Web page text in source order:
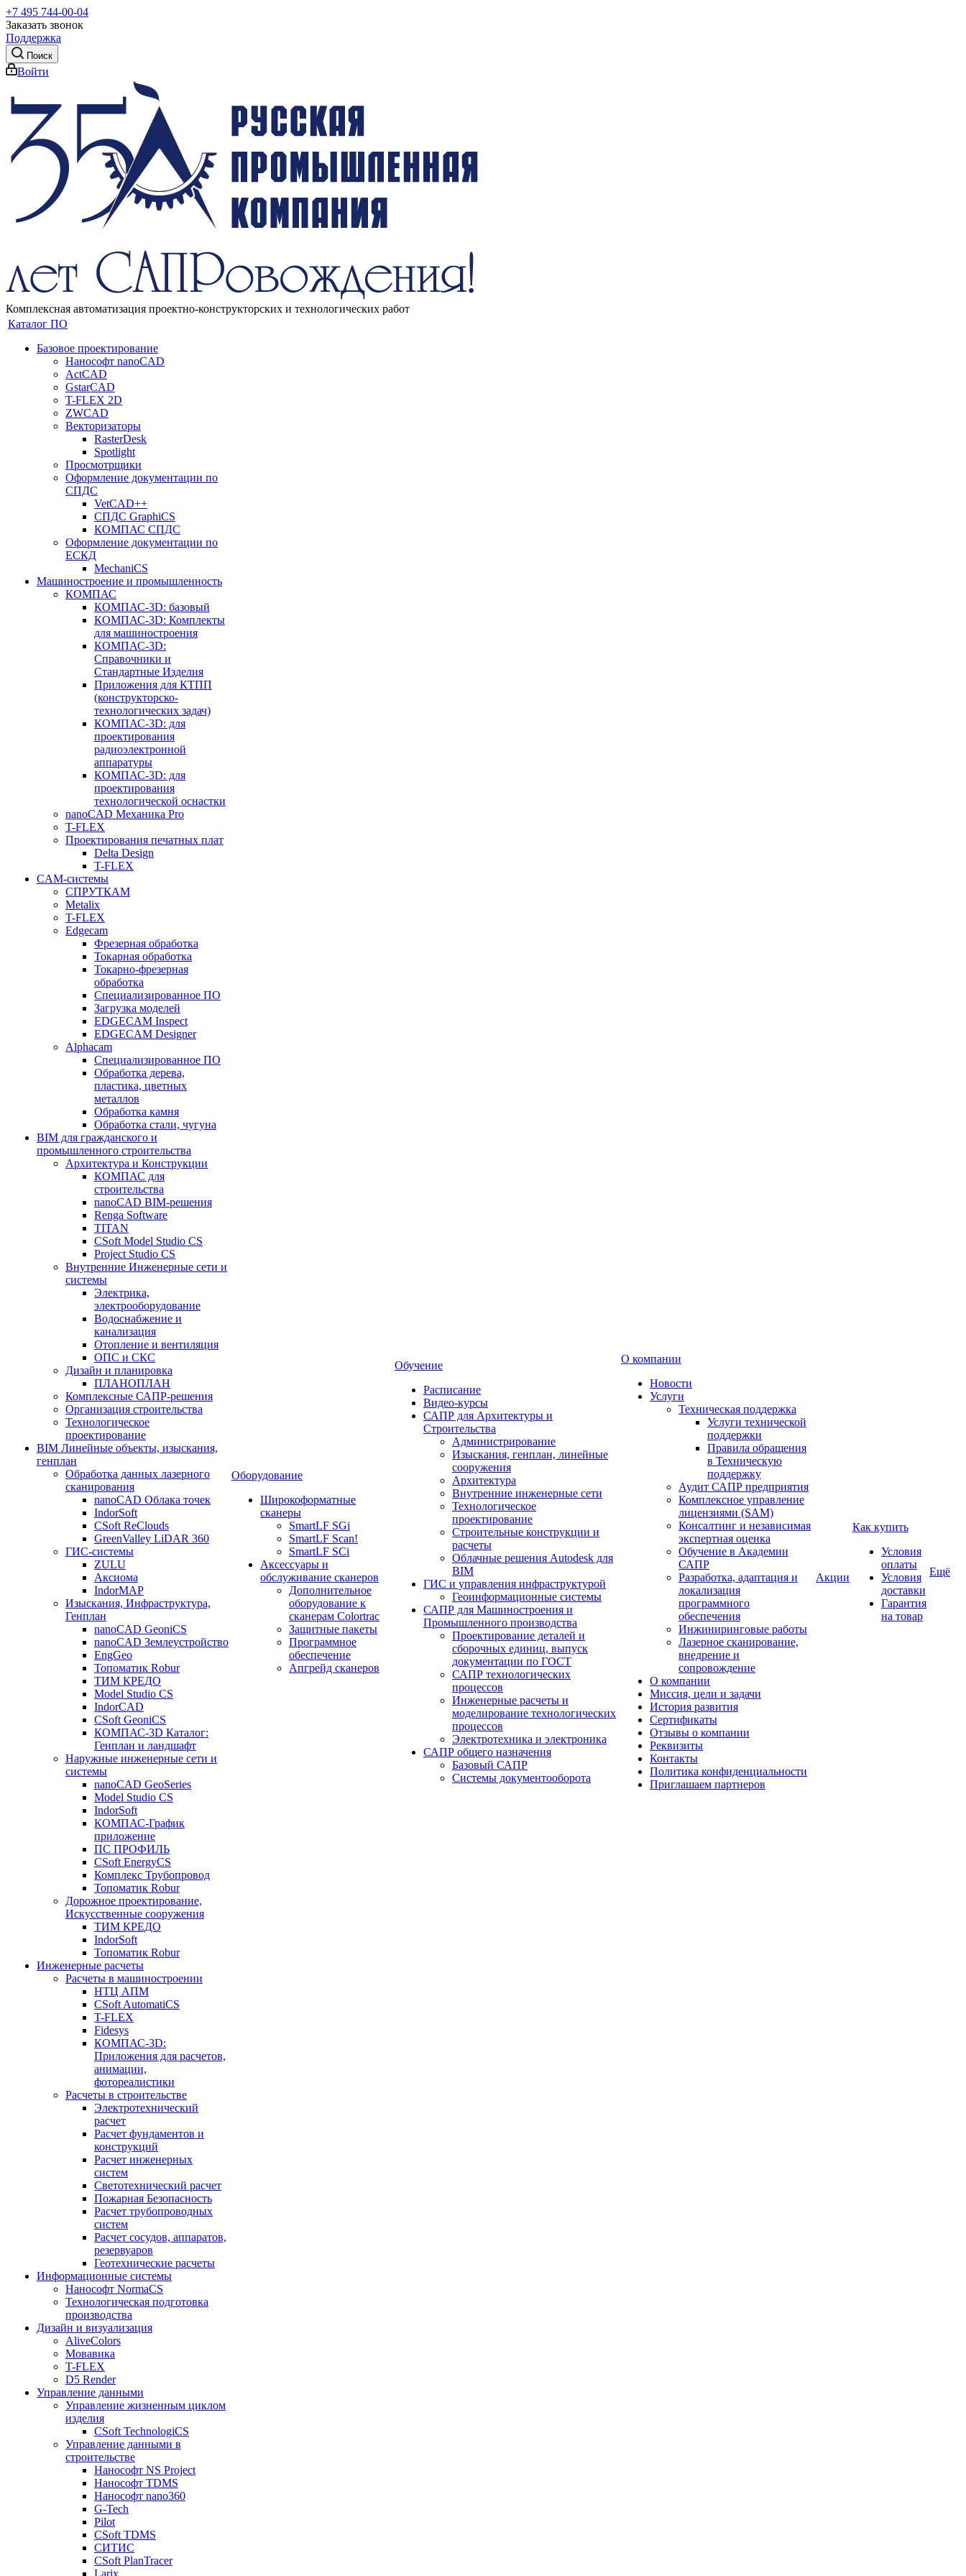
+7 495 744-00-04
Заказать звонок
Поддержка
Поиск
Войти
Комплексная автоматизация проектно-конструкторских и технологических работ
Каталог ПО
Базовое проектирование
Нанософт nanoCAD
ActCAD
GstarCAD
T-FLEX 2D
ZWCAD
Векторизаторы
RasterDesk
Spotlight
Просмотрщики
Оформление документации по
СПДС
VetCAD++
СПДС GraphiCS
КОМПАС СПДС
Оформление документации по
ЕСКД
MechaniCS
Машиностроение и промышленность
КОМПАС
КОМПАС-3D: базовый
КОМПАС-3D: Комплекты
для машиностроения
КОМПАС-3D:
Справочники и
Стандартные Изделия
Приложения для КТПП
(конструкторско-
технологических задач)
КОМПАС-3D: для
проектирования
радиоэлектронной
аппаратуры
КОМПАС-3D: для
проектирования
технологической оснастки
nanoCAD Механика Pro
T-FLEX
Проектирования печатных плат
Delta Design
T-FLEX
CAM-системы
СПРУТКAM
Metalix
T-FLEX
Edgecam
Фрезерная обработка
Токарная обработка
Токарно-фрезерная
обработка
Специализированное ПО
Загрузка моделей
EDGECAM Inspect
EDGECAM Designer
Alphacam
Специализированное ПО
Обработка дерева,
пластика, цветных
металлов
Обработка камня
Обработка стали, чугуна
BIM для гражданского и
промышленного строительства
Архитектура и Конструкции
КОМПАС для
строительства
nanoCAD BIM-решения
Renga Software
TITAN
CSoft Model Studio CS
Project Studio CS
Внутренние Инженерные сети и
системы
Электрика,
электрооборудование
Водоснабжение и
канализация
Отопление и вентиляция
ОПС и СКС
Дизайн и планировка
ПЛАНОПЛАН
Комплексные САПР-решения
Организация строительства
Технологическое
проектирование
BIM Линейные объекты, изыскания,
генплан
Обработка данных лазерного
сканирования
nanoCAD Облака точек
IndorSoft
CSoft ReClouds
GreenValley LiDAR 360
ГИС-системы
ZULU
Аксиома
IndorMAP
Изыскания, Инфраструктура,
Генплан
nanoCAD GeoniCS
nanoCAD Землеустройство
EngGeo
Топоматик Robur
ТИМ КРЕДО
Model Studio CS
IndorCAD
CSoft GeoniCS
КОМПАС-3D Каталог:
Генплан и ландшафт
Наружные инженерные сети и
системы
nanoCAD GeoSeries
Model Studio CS
IndorSoft
КОМПАС-График
приложение
ПС ПРОФИЛЬ
CSoft EnergyCS
Комплекс Трубопровод
Топоматик Robur
Дорожное проектирование,
Искусственные сооружения
ТИМ КРЕДО
IndorSoft
Топоматик Robur
Инженерные расчеты
Расчеты в машиностроении
НТЦ АПМ
CSoft AutomatiCS
T-FLEX
Fidesys
КОМПАС-3D:
Приложения для расчетов,
анимации,
фотореалистики
Расчеты в строительстве
Электротехнический
расчет
Расчет фундаментов и
конструкций
Расчет инженерных
систем
Светотехнический расчет
Пожарная Безопасность
Расчет трубопроводных
систем
Расчет сосудов, аппаратов,
резервуаров
Геотехнические расчеты
Информационные системы
Нанософт NormaCS
Технологическая подготовка
производства
Дизайн и визуализация
AliveColors
Мовавика
T-FLEX
D5 Render
Управление данными
Управление жизненным циклом
изделия
CSoft TechnologiCS
Управление данными в
строительстве
Нанософт NS Project
Нанософт TDMS
Нанософт nano360
G-Tech
Pilot
CSoft TDMS
СИТИС
CSoft PlanTracer
Larix
Оборудование
Широкоформатные
сканеры
SmartLF SGi
SmartLF Scan!
SmartLF SCi
Аксессуары и
обслуживание сканеров
Дополнительное
оборудование к
сканерам Colortrac
Защитные пакеты
Программное
обеспечение
Апгрейд сканеров
Обучение
Расписание
Видео-курсы
САПР для Архитектуры и
Строительства
Администрирование
Изыскания, генплан, линейные
сооружения
Архитектура
Внутренние инженерные сети
Технологическое
проектирование
Строительные конструкции и
расчеты
Облачные решения Autodesk для
BIM
ГИС и управления инфраструктурой
Геоинформационные системы
САПР для Машиностроения и
Промышленного производства
Проектирование деталей и
сборочных единиц, выпуск
документации по ГОСТ
САПР технологических
процессов
Инженерные расчеты и
моделирование технологических
процессов
Электротехника и электроника
САПР общего назначения
Базовый САПР
Системы документооборота
О компании
Новости
Услуги
Техническая поддержка
Услуги технической
поддержки
Правила обращения
в Техническую
поддержку
Аудит САПР предприятия
Комплексное управление
лицензиями (SAM)
Консалтинг и независимая
экспертная оценка
Обучение в Академии
САПР
Разработка, адаптация и
локализация
программного
обеспечения
Инжиниринговые работы
Лазерное сканирование,
внедрение и
сопровождение
О компании
Миссия, цели и задачи
История развития
Сертификаты
Отзывы о компании
Реквизиты
Контакты
Политика конфиденциальности
Приглашаем партнеров
Акции
Как купить
Условия
оплаты
Условия
доставки
Гарантия
на товар
Ещё